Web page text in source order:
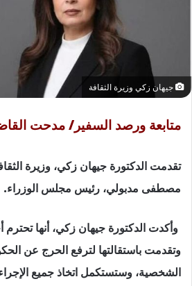
جيهان زكي وزيرة الثقافة
متابعة ورصد السفير/ مدحت
تقدمت الدكتورة جيهان زكي، وزيرة
مصطفى مدبولي، رئيس مجلس الوزراء.
وأكدت الدكتورة جيهان زكي، أنها
وتقدمت باستقالتها لترفع الحرج عن
الشخصية، وستستكمل اتخاذ جميع